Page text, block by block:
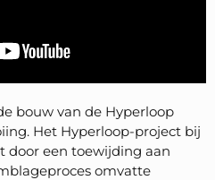
bouw van de Hyperloop
Het Hyperloop-project bij
door een toewijding aan
omvatte